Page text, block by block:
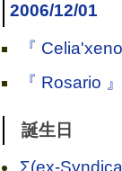
2006/12/01
『
『 Rosario
誕生日
Σ(ex-